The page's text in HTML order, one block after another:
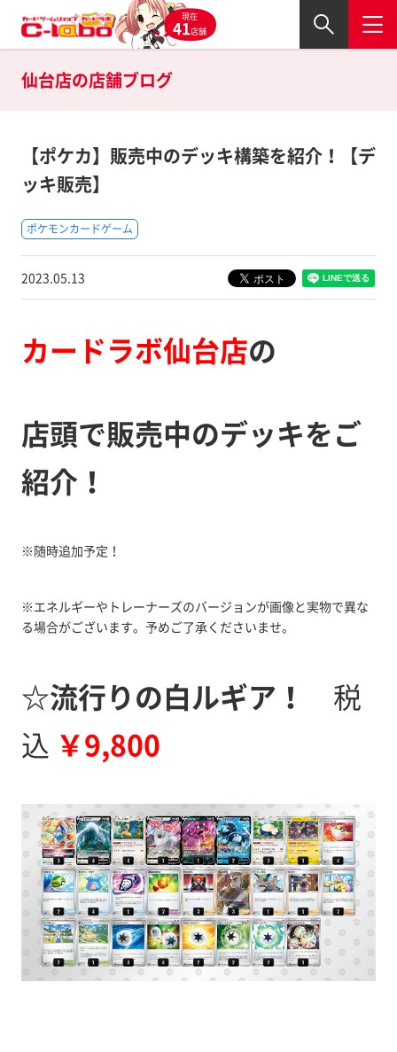
現在
41店舗
仙台店の店舗ブログ
【ポケカ】販売中のデッキ構築を紹介！【デ
ッキ販売】
ポケモンカードゲーム
2023.05.13
カードラボ仙台店の
店頭で販売中のデッキをご
紹介！
※随時追加予定！
※エネルギーやトレーナーズのバージョンが画像と実物で異な
る場合がございます。予めご了承くださいませ。
☆流行りの白ルギア！
税
込 ￥9,800